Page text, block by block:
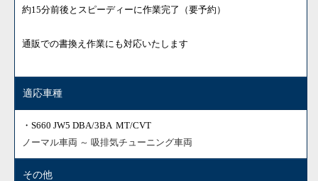
約15分前後とスピーディーに作業完了（要予約）
通販での書換え作業にも対応いたします
適応車種
・S660 JW5 DBA/3BA MT/CVT
ノーマル車両 ～ 吸排気チューニング車両
その他